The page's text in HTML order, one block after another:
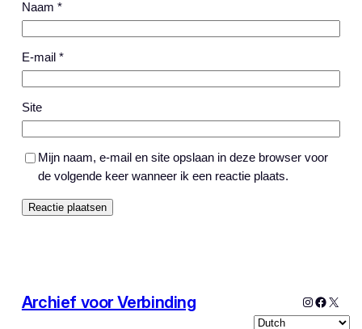
Naam *
E-mail *
Site
Mijn naam, e-mail en site opslaan in deze browser voor
de volgende keer wanneer ik een reactie plaats.
Archief voor Verbinding Instagram
X